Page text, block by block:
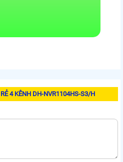
4 KÊNH DH-NVR1104HS-S3/H